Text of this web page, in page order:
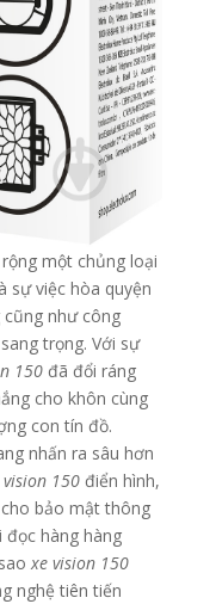
một chủng loại
sự việc hòa quyện
như công
trọng. Với sự
150đã đổi ráng
cho khôn cùng
con tín đồ.
nhấn ra sâu hơn
vision 150điển hình,
bảo mật thông
đọc hàng hàng
xe vision 150
nghệ tiên tiến